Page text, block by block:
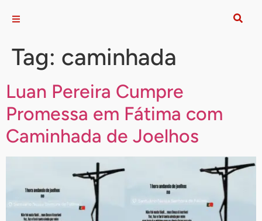
Tag: caminhada
Luan Pereira Cumpre
Promessa em Fátima com
Caminhada de Joelhos